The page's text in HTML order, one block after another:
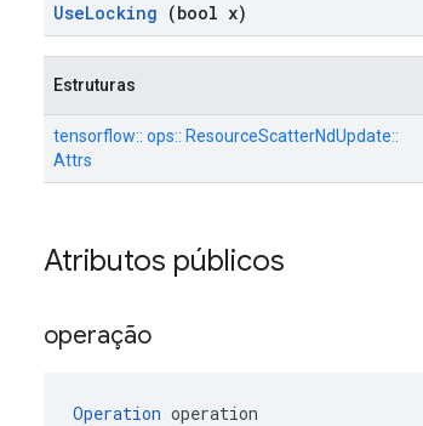
UseLocking (bool x)
Estruturas
tensorflow:: ops:: ResourceScatterNdUpdate::
Attrs
Atributos públicos
operação
Operation operation